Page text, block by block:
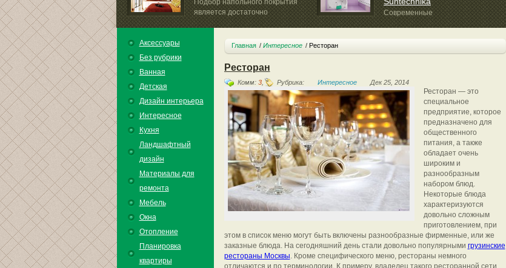
Подбор напольного покрытия
является достаточно
серьезным...
Современные
многофункциональные гидромассажные...
Аксессуары
Без рубрики
Ванная
Детская
Дизайн интерьера
Интересное
Кухня
Ландшафтный
дизайн
Материалы для
ремонта
Мебель
Окна
Отопление
Планировка
квартиры
Главная Интересное Ресторан
Ресторан
Комм: 3, Рубрика: Интересное Дек 25, 2014
Ресторан — это
специальное
предприятие, которое
предназначено для
общественного
питания, а также
обладает очень
широким и
разнообразным
набором блюд.
Некоторые блюда
характеризуются
довольно сложным
приготовлением, при
этом в список меню могут быть включены разнообразные фирменные, или же
заказные блюда. На сегодняшний день стали довольно популярными грузинские
рестораны Москвы. Кроме специфического меню, рестораны немного
отличаются и по терминологии. К примеру, владелец такого ресторанной сети